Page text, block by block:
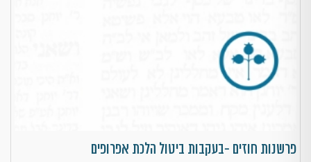
פרשנות חוזים -בעקבות ביטול הלכת אפרופים